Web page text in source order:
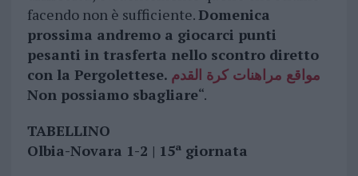
facendo non è sufficiente.Domenica
prossima andremo a giocarci punti
pesanti in trasferta nello scontro diretto
con la Pergolettese. مواقع مراهنات كرة القدم
Non possiamo sbagliare“.
TABELLINO
Olbia-Novara 1-2 | 15ª giornata